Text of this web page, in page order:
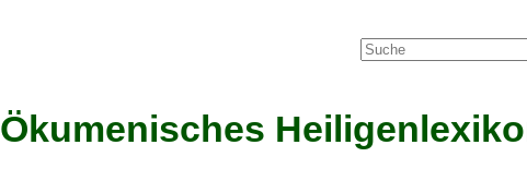
Ökumenisches